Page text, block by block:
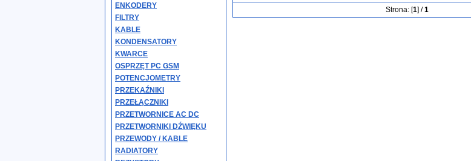
ENKODERY
FILTRY
KABLE
KONDENSATORY
KWARCE
OSPRZĘT PC GSM
POTENCJOMETRY
PRZEKAŹNIKI
PRZEŁĄCZNIKI
PRZETWORNICE AC DC
PRZETWORNIKI DŹWIĘKU
PRZEWODY / KABLE
RADIATORY
Strona: [1] /1